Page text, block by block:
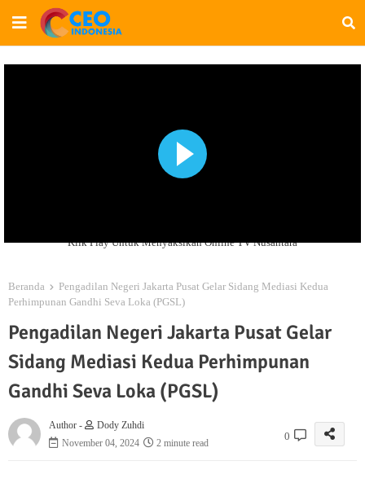
Klik Play Untuk Menyaksikan Online TV Nusantara
Beranda
Pengadilan Negeri Jakarta Pusat Gelar Sidang Mediasi Kedua
Perhimpunan Gandhi Seva Loka (PGSL)
Pengadilan Negeri Jakarta Pusat Gelar
Sidang Mediasi Kedua Perhimpunan
Gandhi Seva Loka (PGSL)
Author -
Dody Zuhdi
November 04, 2024
2 minute read
0